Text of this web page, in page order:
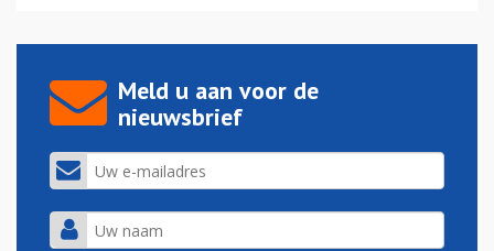
Meld u aan voor de
nieuwsbrief